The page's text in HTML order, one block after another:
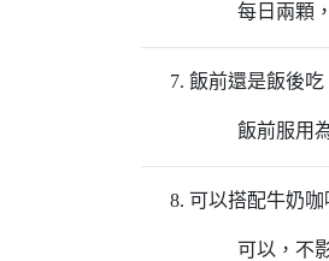
每日兩顆
飯前還是飯後吃
飯前服用
可以搭配牛奶咖
可以，不